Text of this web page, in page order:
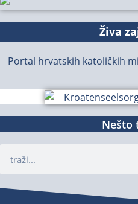
Živa
Portal hrvatskih katoličkih
Nešto